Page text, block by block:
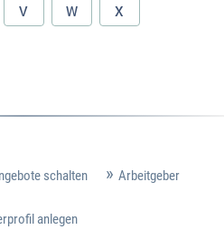
V W X
schalten Arbeitgeber
anlegen